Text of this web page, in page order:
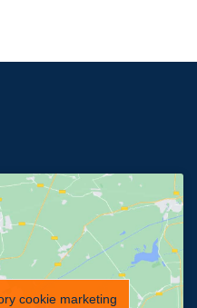
cookie marketing